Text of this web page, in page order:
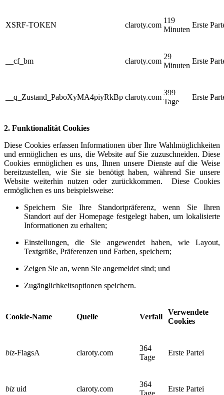
XSRF-TOKEN claroty.com
119
Minuten
Erste
__cf_bm claroty.com
29
Minuten
Erste
__q_Zustand_PaboXyMA4piyRkBp claroty.com
399
Tage
Erste
2. Funktionalität Cookies
Diese Cookies erfassen Informationen über Ihre Wahlmöglichkeiten
und ermöglichen es uns, die Website auf Sie zuzuschneiden. Diese
Cookies ermöglichen es uns, Ihnen unsere Dienste auf die Weise
bereitzustellen, wie Sie sie benötigt haben, während Sie unsere
Website weiterhin nutzen oder zurückkommen. Diese Cookies
ermöglichen es uns beispielsweise:
Speichern Sie Ihre Standortpräferenz, wenn Sie Ihren
Standort auf der Homepage festgelegt haben, um lokalisierte
Informationen zu erhalten;
Einstellungen, die Sie angewendet haben, wie Layout,
Textgröße, Präferenzen und Farben, speichern;
Zeigen Sie an, wenn Sie angemeldet sind; und
Zugänglichkeitsoptionen speichern.
Cookie-Name Quelle Verfall
Verwendete
Cookies
biz-FlagsA claroty.com
364
Tage
Erste Partei
biz uid claroty.com
364
Erste Partei